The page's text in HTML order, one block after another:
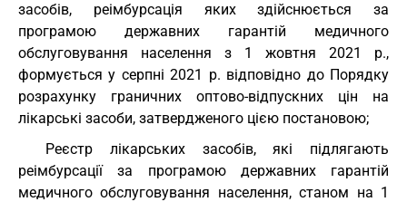
засобів, реімбурсація яких здійснюється за
програмою державних гарантій медичного
обслуговування населення з 1 жовтня 2021 р.,
формується у серпні 2021 р. відповідно до Порядку
розрахунку граничних оптово-відпускних цін на
лікарські засоби, затвердженого цією постановою;
Реєстр лікарських засобів, які підлягають
реімбурсації за програмою державних гарантій
медичного обслуговування населення, станом на 1